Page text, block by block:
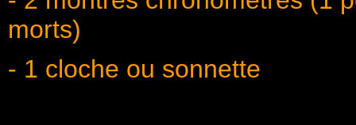
morts)
- 1 cloche ou sonnette